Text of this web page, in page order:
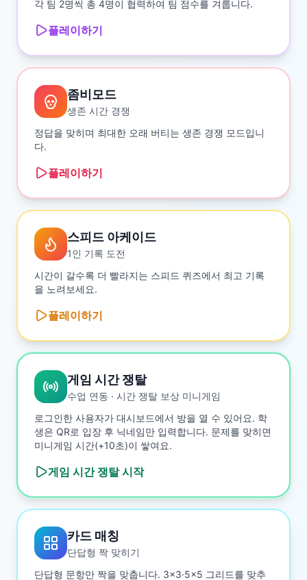
각 팀 2명씩 총 4명이 협력하여 팀 점수를 겨룹니다.
플레이하기
좀비모드
생존 시간 경쟁
정답을 맞히며 최대한 오래 버티는 생존 경쟁 모드입니
다.
플레이하기
스피드 아케이드
1인 기록 도전
시간이 갈수록 더 빨라지는 스피드 퀴즈에서 최고 기록
을 노려보세요.
플레이하기
게임 시간 쟁탈
수업 연동 · 시간 쟁탈 보상 미니게임
로그인한 사용자가 대시보드에서 방을 열 수 있어요. 학
생은 QR로 입장 후 닉네임만 입력합니다. 문제를 맞히면
미니게임 시간(+10초)이 쌓여요.
게임 시간 쟁탈시작
카드 매칭
단답형 짝 맞히기
단답형 문항만 짝을 맞춥니다. 3×3·5×5 그리드를 맞추